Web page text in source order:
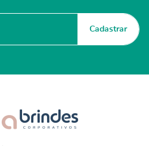
Cadastrar